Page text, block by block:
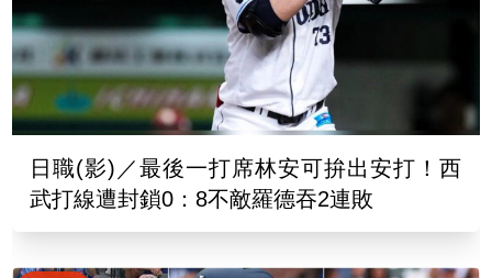
日職(影)／最後一打席林安可拚出安打！西
武打線遭封鎖0：8不敵羅德吞2連敗